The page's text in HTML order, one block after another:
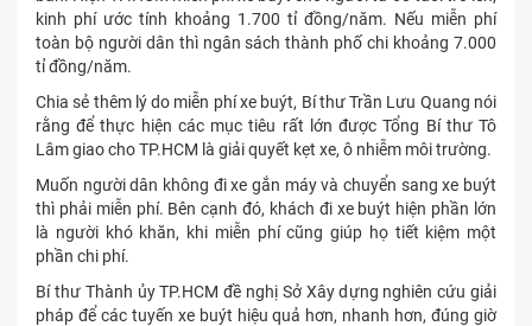
kinh phí ước tính khoảng 1.700 tỉ đồng/năm. Nếu miễn phí
toàn bộ người dân thì ngân sách thành phố chi khoảng 7.000
tỉ đồng/năm.
Chia sẻ thêm lý do miễn phí xe buýt, Bí thư Trần Lưu Quang nói
rằng để thực hiện các mục tiêu rất lớn được Tổng Bí thư Tô
Lâm giao cho TP.HCM là giải quyết kẹt xe, ô nhiễm môi trường.
Muốn người dân không đi xe gắn máy và chuyển sang xe buýt
thì phải miễn phí. Bên cạnh đó, khách đi xe buýt hiện phần lớn
là người khó khăn, khi miễn phí cũng giúp họ tiết kiệm một
phần chi phí.
Bí thư Thành ủy TP.HCM đề nghị Sở Xây dựng nghiên cứu giải
pháp để các tuyến xe buýt hiệu quả hơn, nhanh hơn, đúng giờ